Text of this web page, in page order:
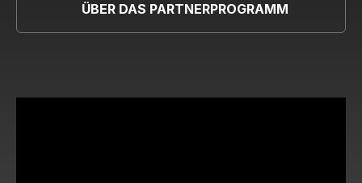
ÜBER DAS PARTNERPROGRAMM